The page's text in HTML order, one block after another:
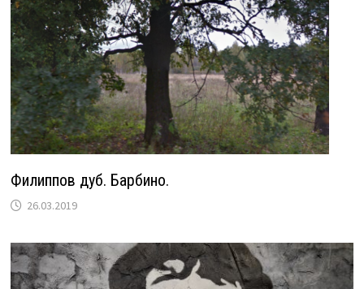
Филиппов дуб. Барбино.
26.03.2019